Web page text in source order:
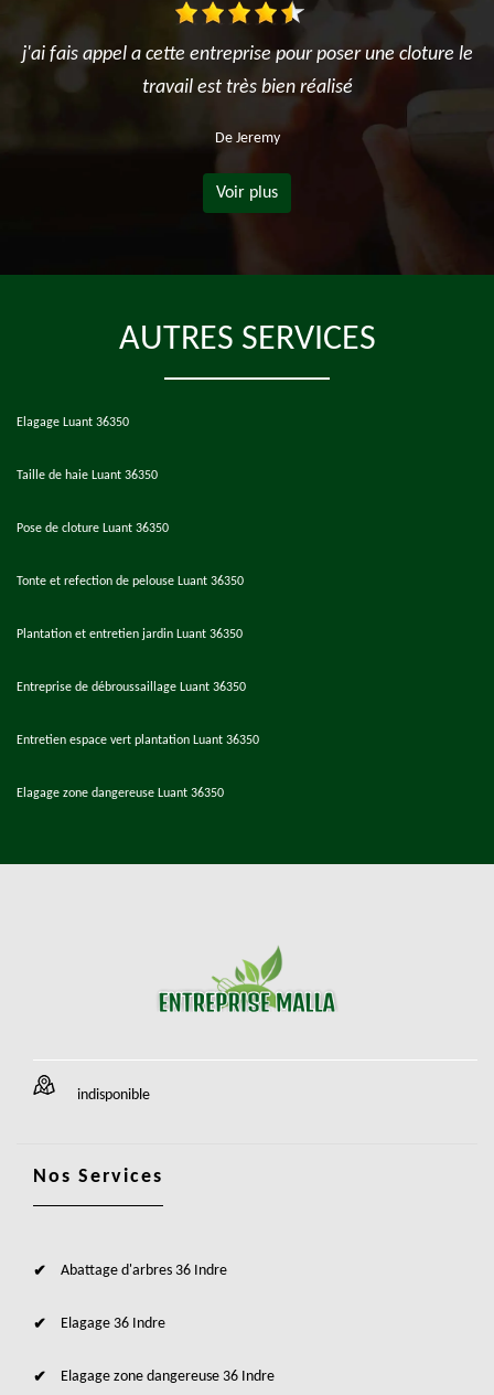
j'ai fais appel a cette entreprise pour poser une cloture le
travail est très bien réalisé
De Jeremy
Voir plus
AUTRES SERVICES
Elagage Luant 36350
Taille de haie Luant 36350
Pose de cloture Luant 36350
Tonte et refection de pelouse Luant 36350
Plantation et entretien jardin Luant 36350
Entreprise de débroussaillage Luant 36350
Entretien espace vert plantation Luant 36350
Elagage zone dangereuse Luant 36350
indisponible
Nos Services
Abattage d'arbres 36 Indre
Elagage 36 Indre
Elagage zone dangereuse 36 Indre